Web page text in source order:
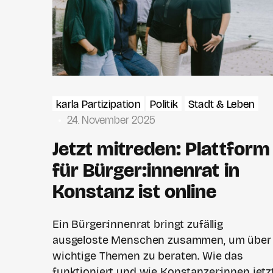
karla Partizipation Politik
Stadt & Leben
24. November 2025
Jetzt mitreden: Plattform
für Bürger:innenrat in
Konstanz ist online
Ein Bürger:innenrat bringt zufällig
ausgeloste Menschen zusammen, um über
wichtige Themen zu beraten. Wie das